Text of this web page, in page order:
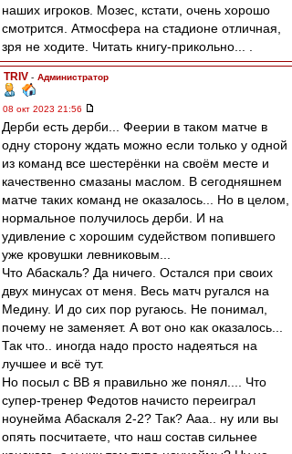
наших игроков. Мозес, кстати, очень хорошо
смотрится. Атмосфера на стадионе отличная,
зря не ходите. Читать книгу-прикольно... .
TRIV - Администратор
08 окт 2023 21:56
Дерби есть дерби... Феерии в таком матче в
одну сторону ждать можно если только у одной
из команд все шестерёнки на своём месте и
качественно смазаны маслом. В сегодняшнем
матче таких команд не оказалось... Но в целом,
нормальное получилось дерби. И на
удивление с хорошим судейством попившего
уже кровушки левниковым...
Что Абаскаль? Да ничего. Остался при своих
двух минусах от меня. Весь матч ругался на
Медину. И до сих пор ругаюсь. Не понимал,
почему не заменяет. А вот оно как оказалось...
Так что.. иногда надо просто надеяться на
лучшее и всё тут.
Но посыл с ВВ я правильно же понял.... Что
супер-тренер Федотов начисто переиграл
ноунейма Абаскаля 2-2? Так? Ааа.. ну или вы
опять посчитаете, что наш состав сильнее